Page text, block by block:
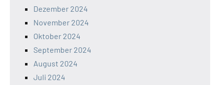
Dezember 2024
November 2024
Oktober 2024
September 2024
August 2024
Juli 2024